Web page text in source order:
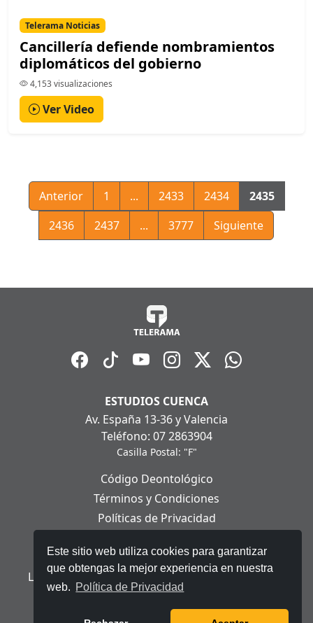
Este sitio web utiliza cookies para garantizar
que obtengas la mejor experiencia en nuestra
web. Política de Privacidad
Telerama Noticias
Cancillería defiende nombramientos
diplomáticos del gobierno
4,153 visualizaciones
Ver Video
Anterior 1 ... 2433 2434
2435
2436
2437 ... 3777 Siguiente
ESTUDIOS CUENCA
Av. España 13-36 y Valencia
Teléfono: 07 2863904
Casilla Postal: "F"
Código Deontológico
Términos y Condiciones
Políticas de Privacidad
Aviso Legal
Ley Orgánica de Protección de Datos Personales
© 2025 Telerama - Todos los derechos reservados.